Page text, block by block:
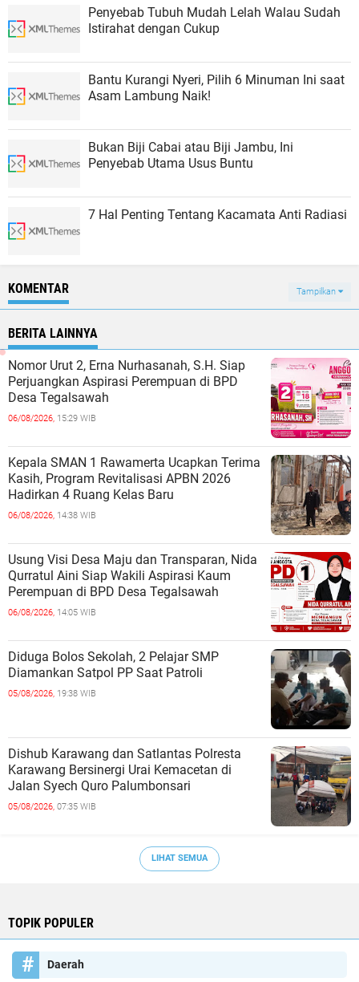
Penyebab Tubuh Mudah Lelah Walau Sudah
Istirahat dengan Cukup
Bantu Kurangi Nyeri, Pilih 6 Minuman Ini saat
Asam Lambung Naik!
Bukan Biji Cabai atau Biji Jambu, Ini
Penyebab Utama Usus Buntu
7 Hal Penting Tentang Kacamata Anti Radiasi
KOMENTAR Tampilkan
BERITA LAINNYA
Nomor Urut 2, Erna Nurhasanah, S.H. Siap
Perjuangkan Aspirasi Perempuan di BPD
Desa Tegalsawah
06/08/2026, 15:29 WIB
Kepala SMAN 1 Rawamerta Ucapkan Terima
Kasih, Program Revitalisasi APBN 2026
Hadirkan 4 Ruang Kelas Baru
06/08/2026, 14:38 WIB
Usung Visi Desa Maju dan Transparan, Nida
Qurratul Aini Siap Wakili Aspirasi Kaum
Perempuan di BPD Desa Tegalsawah
06/08/2026, 14:05 WIB
Diduga Bolos Sekolah, 2 Pelajar SMP
Diamankan Satpol PP Saat Patroli
05/08/2026, 19:38 WIB
Dishub Karawang dan Satlantas Polresta
Karawang Bersinergi Urai Kemacetan di
Jalan Syech Quro Palumbonsari
05/08/2026, 07:35 WIB
LIHAT SEMUA
TOPIK POPULER
Daerah